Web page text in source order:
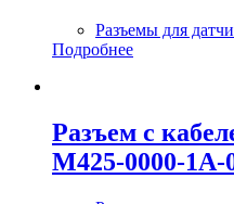
Разъемы для
Подробнее
Разъем с
M425-0000-1A-